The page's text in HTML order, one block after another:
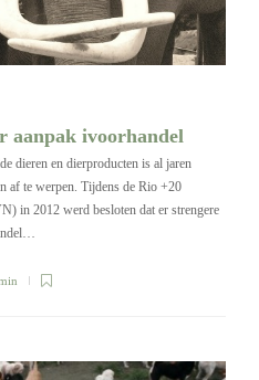
aanpak ivoorhandel
dieren en dierproducten is al jaren
af te werpen. Tijdens de Rio +20
in 2012 werd besloten dat er strengere